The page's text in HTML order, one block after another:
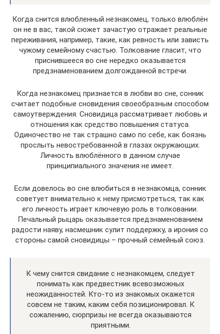
Когда снится влюбленный незнакомец, только влюблён
он не в вас, такой сюжет зачастую отражает реальные
переживания, например, такие, как ревность или зависть
чужому семейному счастью. Толкование гласит, что
приснившееся во сне нередко оказывается
предзнаменованием долгожданной встречи.
Когда незнакомец признается в любви во сне, сонник
считает подобные сновидения своеобразным способом
самоутверждения. Сновидица рассматривает любовь и
отношения как средство повышения статуса.
Одиночество не так страшно само по себе, как боязнь
прослыть невостребованной в глазах окружающих.
Личность влюблённого в данном случае
принципиального значения не имеет.
Если довелось во сне влюбиться в незнакомца, сонник
советует внимательно к нему присмотреться, так как
его личность играет ключевую роль в толковании.
Печальный рыцарь оказывается предзнаменованием
радости наяву, насмешник сулит поддержку, а ирония со
стороны самой сновидицы – прочный семейный союз.
К чему снится свидание с незнакомцем, следует
понимать как предвестник всевозможных
неожиданностей. Кто-то из знакомых окажется
совсем не таким, каким себя позиционировал. К
сожалению, сюрпризы не всегда оказываются
приятными.